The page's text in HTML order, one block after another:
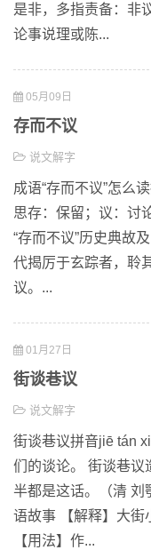
是非，多指责备：非
论事说理或陈...
05月09日
存而不议
说文解字
成语“存而不议”怎么
思存：保留；议：讨
“存而不议”历史典故
代揭厉于玄踪者，聆
议。...
01月27日
街谈巷议
说文解字
街谈巷议拼音jiē tán
们的谈论。 街谈巷议
半都是这话。（清 刘
语故事 【解释】大街
【用法】作...